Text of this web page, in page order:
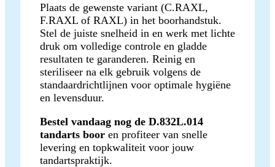
Plaats de gewenste variant (C.RAXL,
F.RAXL of RAXL) in het boorhandstuk.
Stel de juiste snelheid in en werk met lichte
druk om volledige controle en gladde
resultaten te garanderen. Reinig en
steriliseer na elk gebruik volgens de
standaardrichtlijnen voor optimale hygiëne
en levensduur.
Bestel vandaag nog de D.832L.014
tandarts boor en profiteer van snelle
levering en topkwaliteit voor jouw
tandartspraktijk.